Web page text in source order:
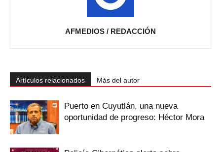
AFMEDIOS / REDACCIÓN
Artículos relacionados Más del autor
Puerto en Cuyutlán, una nueva
oportunidad de progreso: Héctor Mora